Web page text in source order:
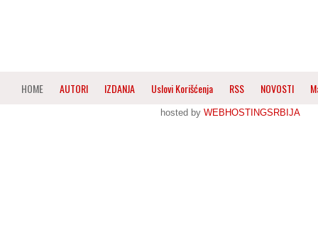
HOME AUTORI IZDANJA Uslovi Korišćenja RSS NOVOSTI
hosted by WEBHOSTINGSRBIJA